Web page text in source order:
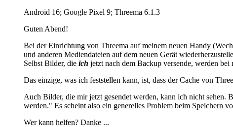
Android 16; Google Pixel 9; Threema 6.1.3
Guten Abend!
Bei der Einrichtung von Threema auf meinem neuen Handy
und anderen Mediendateien auf dem neuen Gerät
Selbst Bilder, die ich jetzt nach dem Backup versende, werden
Das einzige, was ich feststellen kann, ist, dass der Cache von
Auch Bilder, die mir jetzt gesendet werden, kann ich nicht sehen.
werden." Es scheint also ein generelles Problem beim Speichern
Wer kann helfen? Danke ...